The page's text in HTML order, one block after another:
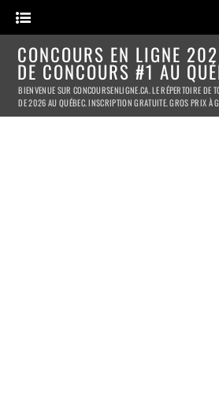
CONCOURS EN LIGNE
DE CONCOURS #1 AU
BIENVENUE SUR CONCOURSENLIGNE.CA. LE RÉPERTOIRE DE
DE 2026 AU QUÉBEC. INSCRIPTION GRATUITE. GROS PRIX À